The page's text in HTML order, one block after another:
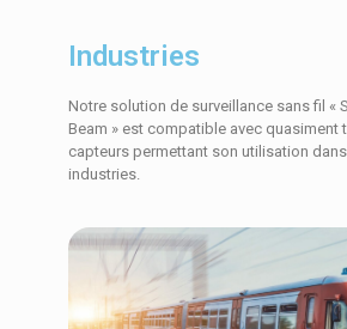
Industries
Notre solution de surveillance sans fil «
Beam » est compatible avec quasiment
capteurs permettant son utilisation
industries.